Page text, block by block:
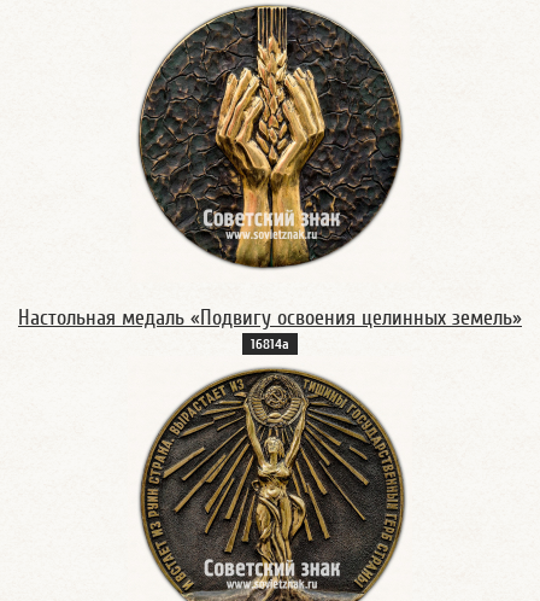
Настольная медаль «Подвигу освоения целинных земель»
16814а